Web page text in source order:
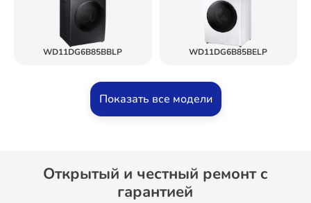
WD11DG6B85BBLP WD11DG6B85BELP
Показать все модели
Открытый и честный ремонт c
гарантией